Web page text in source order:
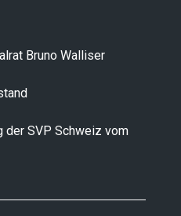
Bruno Walliser
der SVP Schweiz vom